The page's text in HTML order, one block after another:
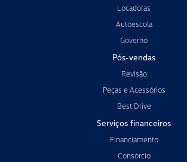
Locadoras
Autoescola
Governo
Pós-vendas
Revisão
Peças e Acessórios
Best Drive
Serviços financeiros
Financiamento
Consórcio